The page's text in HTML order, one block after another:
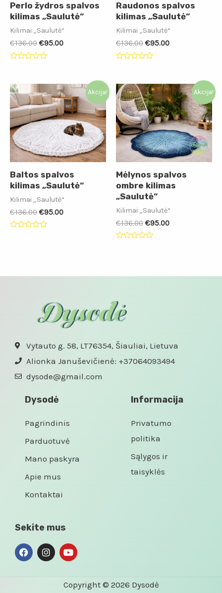
Perlo žydros spalvos
kilimas „Saulutė“
Kilimai „Saulutė“
€136.00 €95.00
5
Raudonos spalvos
kilimas „Saulutė“
Kilimai „Saulutė“
€136.00 €95.00
5
Akcija!
Baltos spalvos
kilimas „Saulutė“
Kilimai „Saulutė“
€136.00 €95.00
Akcija!
Mėlynos spalvos
ombre kilimas
„Saulutė“
Kilimai „Saulutė“
€136.00 €95.00
Vytauto g. 58, LT76354, Šiauliai, Lietuva
Alionka Januševičienė: +37064093494
dysode@gmail.com
Dysodė
Pagrindinis
Parduotuvė
Mano paskyra
Apie mus
Kontaktai
Informacija
Privatumo
politika
Sąlygos ir
taisyklės
Sekite mus
Copyright © 2026 Dysodė